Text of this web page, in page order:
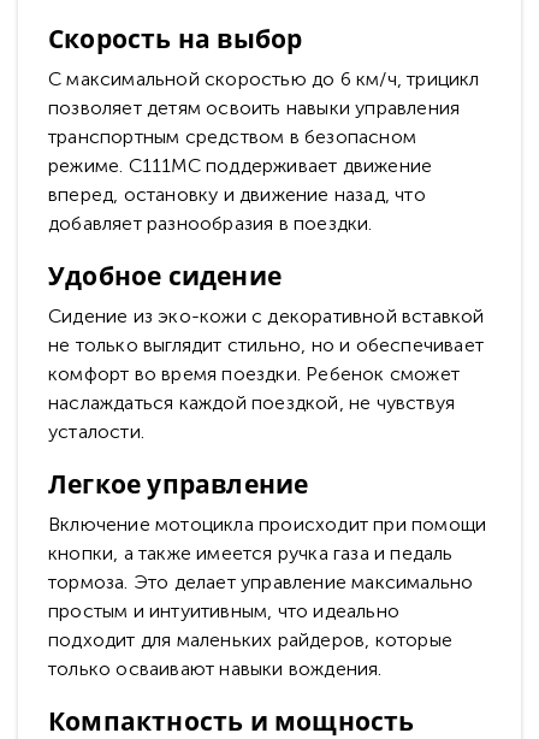
Скорость на выбор
С максимальной скоростью до 6 км/ч, трицикл
позволяет детям освоить навыки управления
транспортным средством в безопасном
режиме. C111MC поддерживает движение
вперед, остановку и движение назад, что
добавляет разнообразия в поездки.
Удобное сидение
Сидение из эко-кожи с декоративной вставкой
не только выглядит стильно, но и обеспечивает
комфорт во время поездки. Ребенок сможет
наслаждаться каждой поездкой, не чувствуя
усталости.
Легкое управление
Включение мотоцикла происходит при помощи
кнопки, а также имеется ручка газа и педаль
тормоза. Это делает управление максимально
простым и интуитивным, что идеально
подходит для маленьких райдеров, которые
только осваивают навыки вождения.
Компактность и мощность